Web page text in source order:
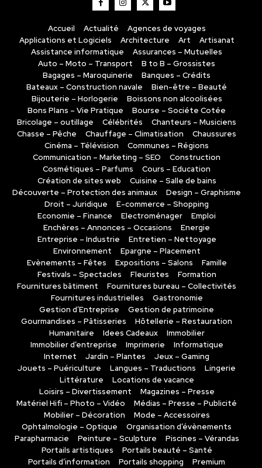
Accueil Actualité
Agences de voyages
Applications et Logiciels
Architecture Art
Artisanat
Assistance informatique
Assurances – Mutuelles
Auto – Moto – Transport
B to B – Grossistes
Bagages – Maroquinerie
Banques – Crédits
Bateaux – Construction navale
Bien-être – Beauté
Bijouterie – Horlogerie
Boissons non alcoolisées
Bons Plans – Vie Pratique
Bourse – Sociéte Cotée
Bricolage – outillage
Célébrités
Chanteurs – Musiciens
Chasse – Pêche
Chauffage – Climatisation
Chaussures
Cinéma – Télévision
Communes – Régions
Communication – Marketing – SEO
Construction
Cosmétiques – Parfums
Cours – Education
Création de sites web
Cuisine – Salle de bains
Découverte – Protection des animaux
Design – Graphisme
Droit – Juridique
E-commerce – Shopping
Economie – Finance
Electroménager
Emploi
Enchères – Annonces – Occasions
Energie
Entreprise – Industrie
Entretien – Nettoyage
Environnement
Epargne – Placement
Evènements – Fêtes
Expositions – Salons
Famille
Festivals – Spectacles
Fleuristes
Formation
Fournitures bâtiment
Fournitures bureau – Collectivités
Fournitures industrielles
Gastronomie
Gestion d’Entreprise
Gestion de patrimoine
Gourmandises – Pâtisseries
Hôtellerie – Restauration
Humanitaire
Idees Cadeaux
Immobilier
Immobilier d’entreprise
Imprimerie
Informatique
Internet
Jardin – Plantes
Jeux – Gaming
Jouets – Puériculture
Langues – Traductions
Lingerie
Littérature
Locations de vacance
Loisirs – Divertissement
Magazines – Presse
Matériel Hifi – Photo – Vidéo
Médias – Presse – Publicité
Mobilier – Décoration
Mode – Accessoires
Ophtalmologie – Optique
Organisation d’évènements
Parapharmacie
Peinture – Sculpture
Piscines – Vérandas
Portails artistiques
Portails beauté – Santé
Portails d’information
Portails shopping
Premium